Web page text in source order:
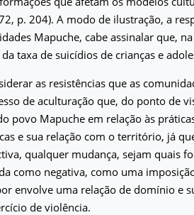
p. 204). A modo de ilustração, a
Mapuche, cabe assinalar que,
taxa de suicídios de crianças e
as resistências que as
de aculturação que, do ponto de
povo Mapuche em relação às
e sua relação com o território, já
qualquer mudança, sejam quais
como negativa, como uma
envolve uma relação de domínio e
de violência.